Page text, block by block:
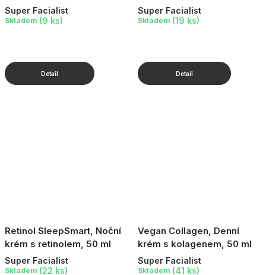
Super Facialist
Skladem (9 ks)
Super Facialist
Skladem (19 ks)
Retinol SleepSmart, Noční
krém s retinolem, 50 ml
Super Facialist
Skladem (22 ks)
Vegan Collagen, Denní
krém s kolagenem, 50 ml
Super Facialist
Skladem (41 ks)